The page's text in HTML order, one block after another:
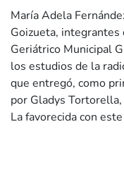
María Adela
Goizueta,
Geriátrico Municipal
los estudios de la
que entregó, como
por Gladys
La favorecida con